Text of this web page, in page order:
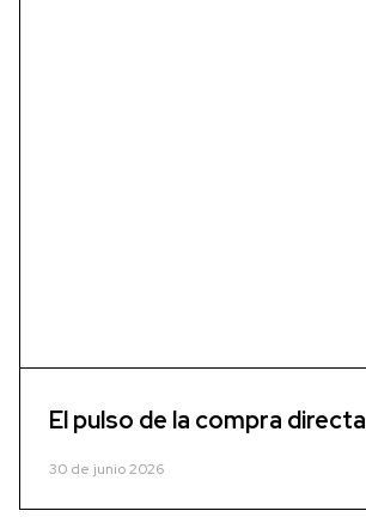
El pulso de la compra directa
30 de junio 2026